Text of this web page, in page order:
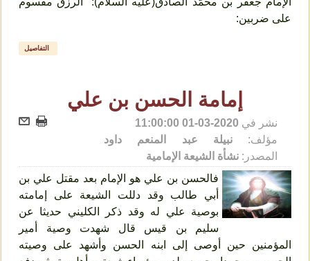
على ضربين:
التفاصيل
إمامة الحسن بن علي
نشر في 2020-03-01 11:00:00
مؤلف:نبيلة عبد المنعم داود
المصدر: نشأة الشيعة الإمامية
فالحسن بن علي هو الإمام بعد مقتل علي بن
أبي طالب وقد دللت الشيعة على إمامته
بوصية علي له وقد ذكر الكليني حديثا عن
سليم بن قيس قال شهدت وصية أمير
المؤمنين حين أوصى إلى ابنه الحسن وأشهد على وصيته